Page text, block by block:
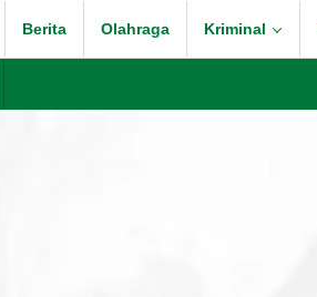
Berita Olahraga Kriminal